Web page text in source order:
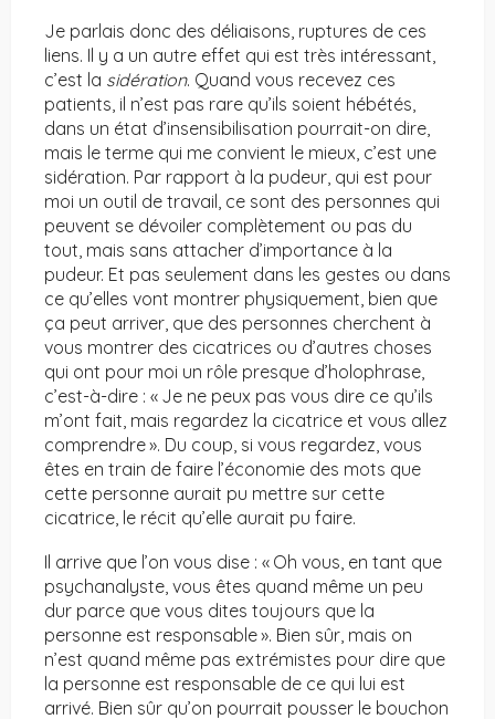
Je parlais donc des déliaisons, ruptures de ces
liens. Il y a un autre effet qui est très intéressant,
c’est la sidération. Quand vous recevez ces
patients, il n’est pas rare qu’ils soient hébétés,
dans un état d’insensibilisation pourrait-on dire,
mais le terme qui me convient le mieux, c’est une
sidération. Par rapport à la pudeur, qui est pour
moi un outil de travail, ce sont des personnes qui
peuvent se dévoiler complètement ou pas du
tout, mais sans attacher d’importance à la
pudeur. Et pas seulement dans les gestes ou dans
ce qu’elles vont montrer physiquement, bien que
ça peut arriver, que des personnes cherchent à
vous montrer des cicatrices ou d’autres choses
qui ont pour moi un rôle presque d’holophrase,
c’est-à-dire : « Je ne peux pas vous dire ce qu’ils
m’ont fait, mais regardez la cicatrice et vous allez
comprendre ». Du coup, si vous regardez, vous
êtes en train de faire l’économie des mots que
cette personne aurait pu mettre sur cette
cicatrice, le récit qu’elle aurait pu faire.
Il arrive que l’on vous dise : « Oh vous, en tant que
psychanalyste, vous êtes quand même un peu
dur parce que vous dites toujours que la
personne est responsable ». Bien sûr, mais on
n’est quand même pas extrémistes pour dire que
la personne est responsable de ce qui lui est
arrivé. Bien sûr qu’on pourrait pousser le bouchon